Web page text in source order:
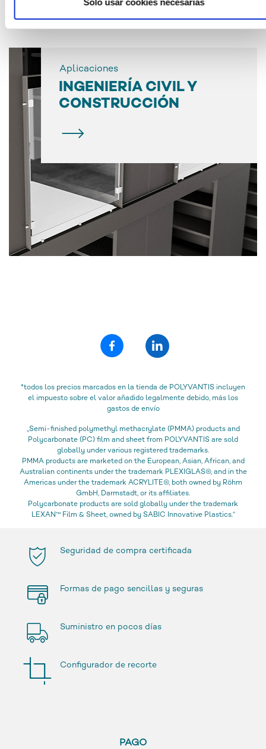
Aplicaciones
INGENIERÍA CIVIL Y
CONSTRUCCIÓN
*todos los precios marcados en la tienda de POLYVANTIS incluyen
el impuesto sobre el valor añadido legalmente debido, más los
gastos de envío
„Semi-finished polymethyl methacrylate (PMMA) products and
Polycarbonate (PC) film and sheet from POLYVANTIS are sold
globally under various registered trademarks.
PMMA products are marketed on the European, Asian, African, and
Australian continents under the trademark PLEXIGLAS®, and in the
Americas under the trademark ACRYLITE®, both owned by Röhm
GmbH, Darmstadt, or its affiliates.
Polycarbonate products are sold globally under the trademark
LEXAN™ Film & Sheet, owned by SABIC Innovative Plastics.“
Seguridad de compra certificada
Formas de pago sencillas y seguras
Suministro en pocos días
Configurador de recorte
PAGO